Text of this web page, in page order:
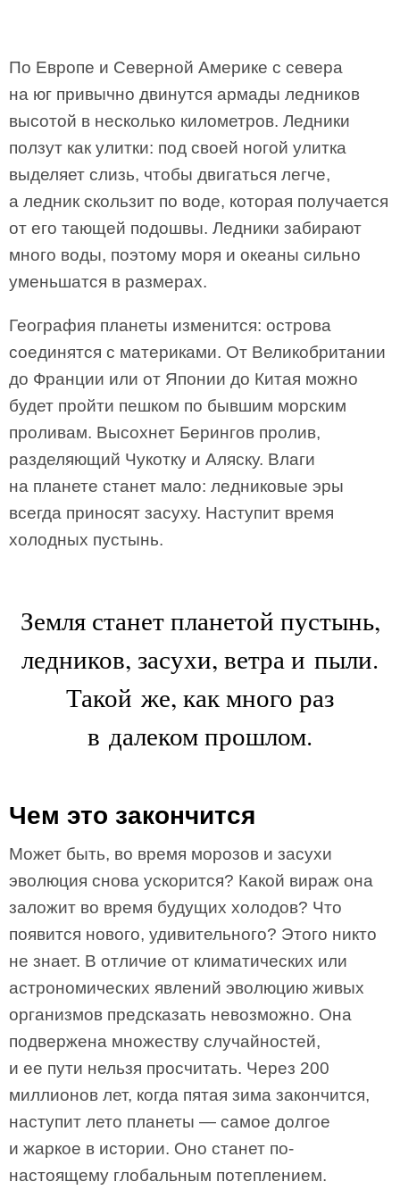
По Европе и Северной Америке с севера
на юг привычно двинутся армады ледников
высотой в несколько километров. Ледники
ползут как улитки: под своей ногой улитка
выделяет слизь, чтобы двигаться легче,
а ледник скользит по воде, которая получается
от его тающей подошвы. Ледники забирают
много воды, поэтому моря и океаны сильно
уменьшатся в размерах.
География планеты изменится: острова
соединятся с материками. От Великобритании
до Франции или от Японии до Китая можно
будет пройти пешком по бывшим морским
проливам. Высохнет Берингов пролив,
разделяющий Чукотку и Аляску. Влаги
на планете станет мало: ледниковые эры
всегда приносят засуху. Наступит время
холодных пустынь.
Земля станет планетой пустынь,
ледников, засухи, ветра и пыли.
Такой же, как много раз
в далеком прошлом.
Чем это закончится
Может быть, во время морозов и засухи
эволюция снова ускорится? Какой вираж она
заложит во время будущих холодов? Что
появится нового, удивительного? Этого никто
не знает. В отличие от климатических или
астрономических явлений эволюцию живых
организмов предсказать невозможно. Она
подвержена множеству случайностей,
и ее пути нельзя просчитать. Через 200
миллионов лет, когда пятая зима закончится,
наступит лето планеты — самое долгое
и жаркое в истории. Оно станет по-
настоящему глобальным потеплением.